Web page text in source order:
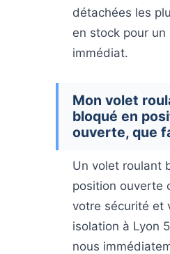
détachées les
en stock pour un
immédiat.
Mon volet
bloqué en
ouverte, que
Un volet roulant
position ouverte
votre sécurité et
isolation à Lyon
nous